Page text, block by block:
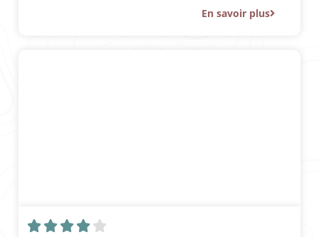
En savoir plus
    